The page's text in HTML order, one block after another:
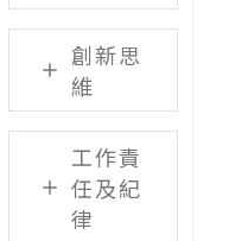
創新思
維
工作責
任及紀
律